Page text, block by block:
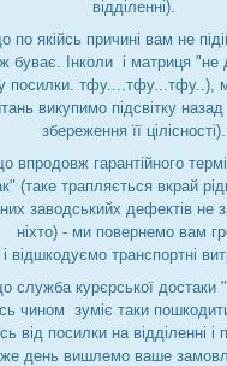
відділенні).
по якійсь причині вам не
ж буває. Інколи і матриця
посилки. тфу....тфу...тфу..),
викупимо підсвітку
збереження її цілісності).
впродовж гарантійного
(таке трапляється вкрай
заводськийх дефектів не
ніхто) - ми повернемо вам
і відшкодуємо транспортні
служба курєрської достаки
чином зуміє таки
від посилки на відділенні і
день вишлемо ваше